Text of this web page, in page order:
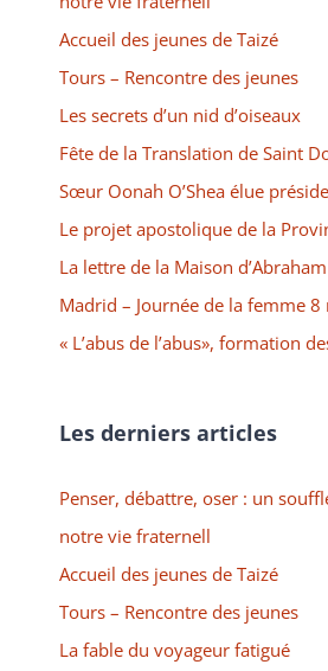
Accueil des jeunes de Taizé
Tours – Rencontre des jeunes
Les secrets d’un nid d’oiseaux
Fête de la Translation de Saint
Sœur Oonah O’Shea élue
Le projet apostolique de la
La lettre de la Maison d’Abraham
Madrid – Journée de la femme 8
« L’abus de l’abus», formation
Les derniers articles
Penser, débattre, oser : un
notre vie fraternell
Accueil des jeunes de Taizé
Tours – Rencontre des jeunes
La fable du voyageur fatigué